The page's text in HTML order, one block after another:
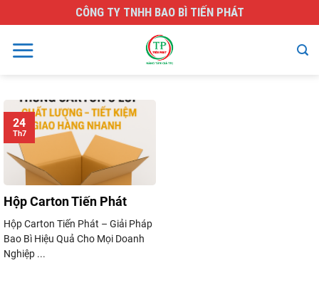
to
content
CÔNG TY TNHH BAO BÌ TIẾN PHÁT
Hộp Carton Tiến Phát
Hộp Carton Tiến Phát – Giải Pháp
Bao Bì Hiệu Quả Cho Mọi Doanh
Nghiệp ...
24
Th7